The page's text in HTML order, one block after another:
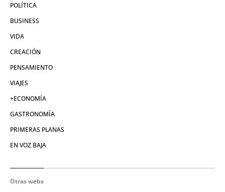
POLÍTICA
BUSINESS
VIDA
CREACIÓN
PENSAMIENTO
VIAJES
+ECONOMÍA
GASTRONOMÍA
PRIMERAS PLANAS
EN VOZ BAJA
Otras webs